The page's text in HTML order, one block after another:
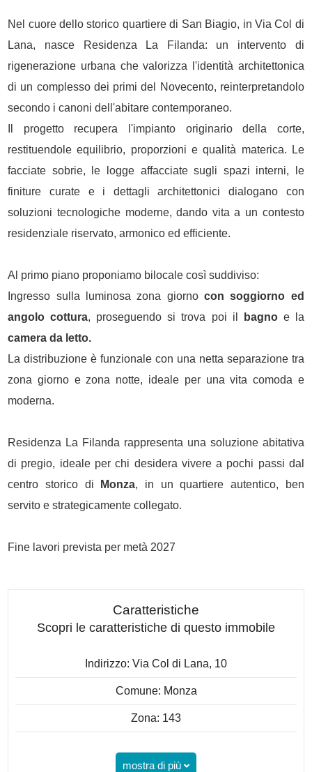
Nel cuore dello storico quartiere di San Biagio, in Via Col di
Lana, nasce Residenza La Filanda: un intervento di
rigenerazione urbana che valorizza l'identità architettonica
di un complesso dei primi del Novecento, reinterpretandolo
secondo i canoni dell'abitare contemporaneo.
Il progetto recupera l'impianto originario della corte,
restituendole equilibrio, proporzioni e qualità materica. Le
facciate sobrie, le logge affacciate sugli spazi interni, le
finiture curate e i dettagli architettonici dialogano con
soluzioni tecnologiche moderne, dando vita a un contesto
residenziale riservato, armonico ed efficiente.
Al primo piano proponiamo bilocale così suddiviso:
Ingresso sulla luminosa zona giornocon soggiorno ed
angolo cottura, proseguendo si trova poi il bagnoe la
camera da letto.
La distribuzione è funzionale con una netta separazione tra
zona giorno e zona notte, ideale per una vita comoda e
moderna.
Residenza La Filanda rappresenta una soluzione abitativa
di pregio, ideale per chi desidera vivere a pochi passi dal
centro storico di
Monza, in un quartiere autentico, ben
servito e strategicamente collegato.
Fine lavori prevista per metà 2027
Caratteristiche
Scopri le caratteristiche di questo immobile
Indirizzo: Via Col di Lana, 10
Comune: Monza
Zona: 143
mostra di più